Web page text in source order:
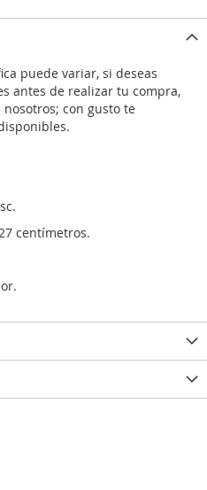
puede variar, si deseas
antes de realizar tu compra,
con gusto te
centímetros.